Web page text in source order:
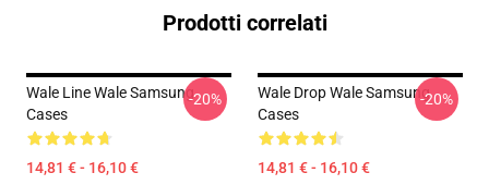
Prodotti correlati
Wale Line Wale Samsung
Cases
14,81 € - 16,10 €
-20%
Wale Drop Wale Samsung
Cases
14,81 € - 16,10 €
-20%